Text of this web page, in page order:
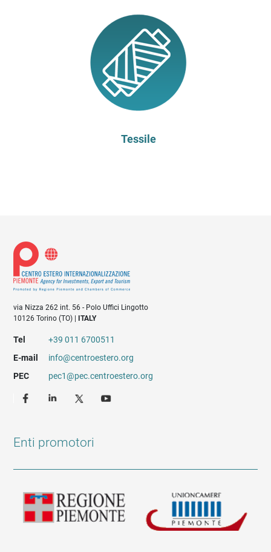
Tessile
via Nizza 262 int. 56 - Polo Uffici Lingotto
10126 Torino (TO) |ITALY
Tel
+39 011 6700511
E-mail
info@centroestero.org
PEC
pec1@pec.centroestero.org
Enti promotori